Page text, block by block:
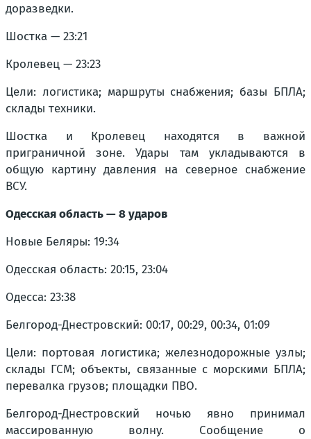
доразведки.
Шостка — 23:21
Кролевец — 23:23
Цели: логистика; маршруты снабжения; базы БПЛА;
склады техники.
Шостка и Кролевец находятся в важной
приграничной зоне. Удары там укладываются в
общую картину давления на северное снабжение
ВСУ.
Одесская область — 8 ударов
Новые Беляры: 19:34
Одесская область: 20:15, 23:04
Одесса: 23:38
Белгород-Днестровский: 00:17, 00:29, 00:34, 01:09
Цели: портовая логистика; железнодорожные узлы;
склады ГСМ; объекты, связанные с морскими БПЛА;
перевалка грузов; площадки ПВО.
Белгород-Днестровский ночью явно принимал
массированную волну. Сообщение о